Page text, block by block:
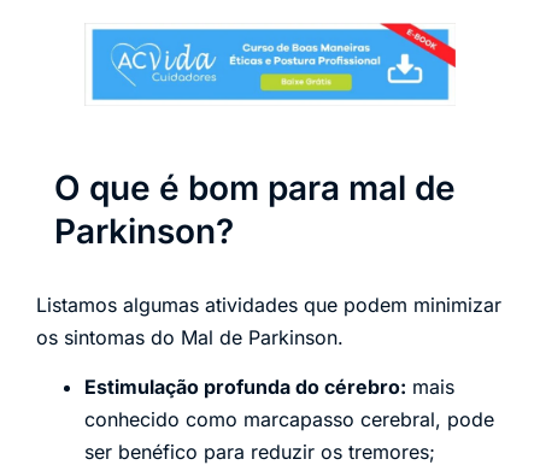
O que é bom para mal de
Parkinson?
Listamos algumas atividades que podem minimizar
os sintomas do Mal de Parkinson.
Estimulação profunda do cérebro: mais
conhecido como marcapasso cerebral, pode
ser benéfico para reduzir os tremores;